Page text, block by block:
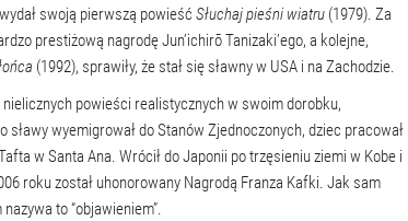
swoją pierwszą powieść Słuchaj pieśni wiatru (1979). Za
prestiżową nagrodę Jun’ichirō Tanizaki’ego, a kolejne,
(1992), sprawiły, że stał się sławny w USA i na Zachodzie.
nielicznych powieści realistycznych w swoim dorobku,
wyemigrował do Stanów Zjednoczonych, dziec pracował
w Santa Ana. Wrócił do Japonii po trzęsieniu ziemi w Kobe i
roku został uhonorowany Nagrodą Franza Kafki. Jak sam
to “objawieniem”.